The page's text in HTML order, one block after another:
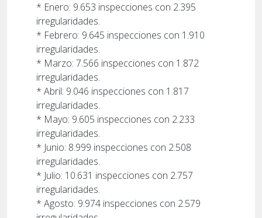
* Enero: 9.653 inspecciones con 2.395
irregularidades.
* Febrero: 9.645 inspecciones con 1.910
irregularidades.
* Marzo: 7.566 inspecciones con 1.872
irregularidades.
* Abril: 9.046 inspecciones con 1.817
irregularidades.
* Mayo: 9.605 inspecciones con 2.233
irregularidades.
* Junio: 8.999 inspecciones con 2.508
irregularidades.
* Julio: 10.631 inspecciones con 2.757
irregularidades.
* Agosto: 9.974 inspecciones con 2.579